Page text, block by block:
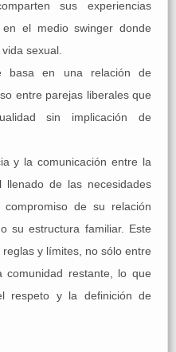
sus experiencias
el medio swinger donde
sexual.
basa en una relación de
entre parejas liberales que
sin implicación de
y la comunicación entre la
llenado de las necesidades
de su relación
su estructura familiar. Este
y límites, no sólo entre
restante, lo que
respeto y la definición de